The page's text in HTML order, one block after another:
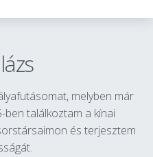
melyben már
ben találkoztam a kínai
és terjesztem